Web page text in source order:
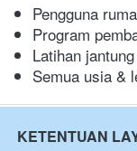
Pengguna
Program
Latihan
Semua usia &
KETENTUAN